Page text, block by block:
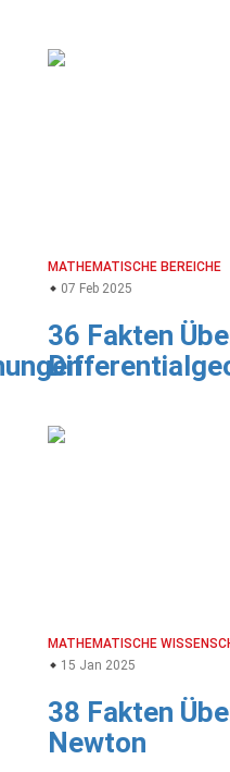
MATHEMATISCHE BEREICHE
07 Feb 2025
36 Fakten
MATHEMATISCHE
15 Jan 2025
38 Fakten
Newton